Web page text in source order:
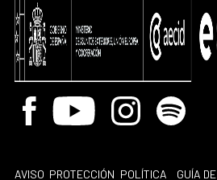
Facebook
Youtube InstagramSpotify
AVISO PROTECCIÓN POLÍTICA
GUÍA DE